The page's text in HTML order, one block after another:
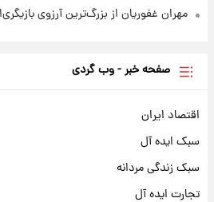
مهران غفوریان از بزرگ‌ترین آرزوی
صفحه خبر - وب گردی
اقتصاد ایران
سبک ایده آل
سبک زندگی مردانه
تجارت ایده آل